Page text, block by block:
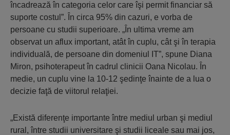
încadrează în categoria celor care îşi permit financiar să
suporte costul”. În circa 95% din cazuri, e vorba de
persoane cu studii superioare. „În ultima vreme am
observat un aflux important, atât în cuplu, cât şi în terapia
individuală, de persoane din domeniul IT”, spune Diana
Miron, psihoterapeut în cadrul clinicii Oana Nicolau. În
medie, un cuplu vine la 10-12 şedinţe înainte de a lua o
decizie faţă de viitorul relaţiei.
„Există diferenţe importante între mediul urban şi mediul
rural, între studii universitare şi studii liceale sau mai jos,